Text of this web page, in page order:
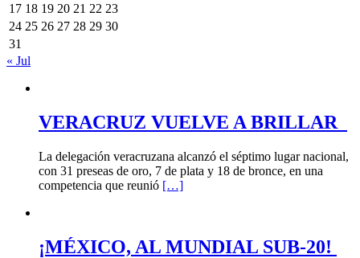
17 18 19 20 21 22 23
24 25 26 27 28 29 30
31
« Jul
VERACRUZ VUELVE A BRILLAR
La delegación veracruzana alcanzó el séptimo lugar nacional,
con 31 preseas de oro, 7 de plata y 18 de bronce, en una
competencia que reunió […]
¡MÉXICO, AL MUNDIAL SUB-20!